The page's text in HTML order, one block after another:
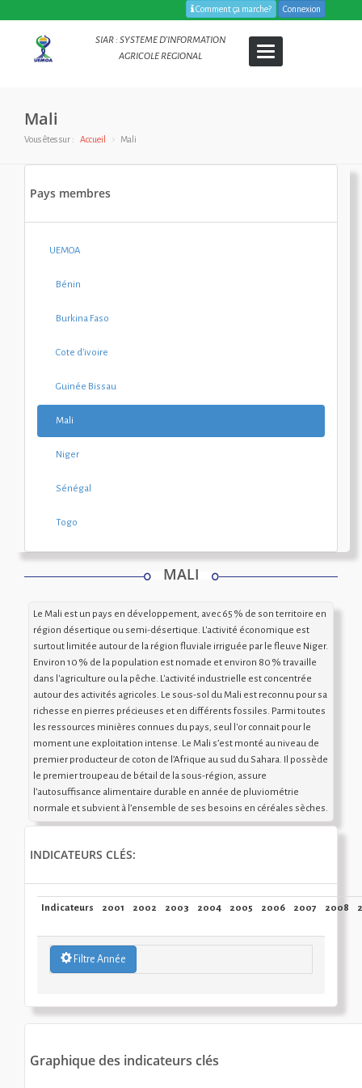
Comment ça marche? Connexion
SIAR : SYSTEME D’INFORMATION
AGRICOLE REGIONAL
Toggle
navigation
Mali
Vous êtes sur : Accueil Mali
Pays membres
UEMOA
Bénin
Burkina Faso
Cote d'ivoire
Guinée Bissau
Mali
Niger
Sénégal
Togo
MALI
Le Mali est un pays en développement, avec 65 % de son territoire en
région désertique ou semi-désertique. L'activité économique est
surtout limitée autour de la région fluviale irriguée par le fleuve Niger.
Environ 10 % de la population est nomade et environ 80 % travaille
dans l'agriculture ou la pêche. L'activité industrielle est concentrée
autour des activités agricoles. Le sous-sol du Mali est reconnu pour sa
richesse en pierres précieuses et en différents fossiles. Parmi toutes
les ressources minières connues du pays, seul l'or connait pour le
moment une exploitation intense. Le Mali s’est monté au niveau de
premier producteur de coton de l’Afrique au sud du Sahara. Il possède
le premier troupeau de bétail de la sous-région, assure
l’autosuffisance alimentaire durable en année de pluviométrie
normale et subvient à l’ensemble de ses besoins en céréales sèches.
INDICATEURS CLÉS:
Indicateurs 2001 2002 2003 2004 2005 2006 2007 2008
Filtre Année
Graphique des indicateurs clés